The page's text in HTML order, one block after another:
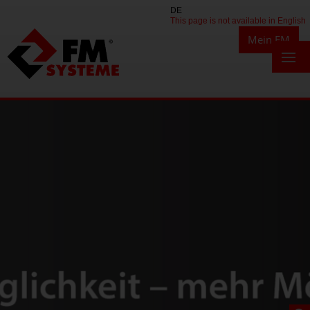
DE
This page is not available in English
Mein FM